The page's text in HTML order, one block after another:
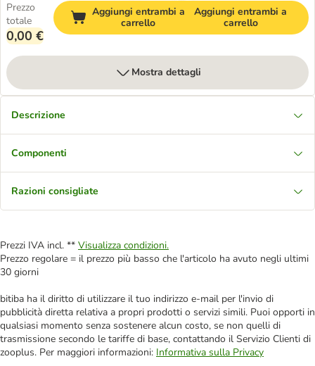
Prezzo
totale
0,00 €
Aggiungi entrambi a
carrello
Aggiungi entrambi a
carrello
Mostra dettagli
Descrizione
Componenti
Razioni consigliate
Prezzi IVA incl. ** Visualizza condizioni.
Prezzo regolare = il prezzo più basso che l'articolo ha avuto negli ultimi
30 giorni
bitiba ha il diritto di utilizzare il tuo indirizzo e-mail per l'invio di
pubblicità diretta relativa a propri prodotti o servizi simili. Puoi opporti in
qualsiasi momento senza sostenere alcun costo, se non quelli di
trasmissione secondo le tariffe di base, contattando il Servizio Clienti di
zooplus. Per maggiori informazioni: Informativa sulla Privacy